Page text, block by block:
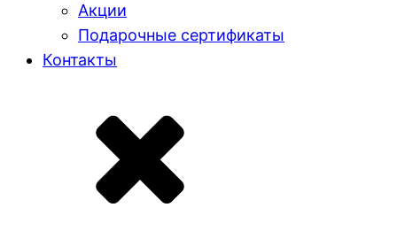
Акции
Подарочные сертификаты
Контакты